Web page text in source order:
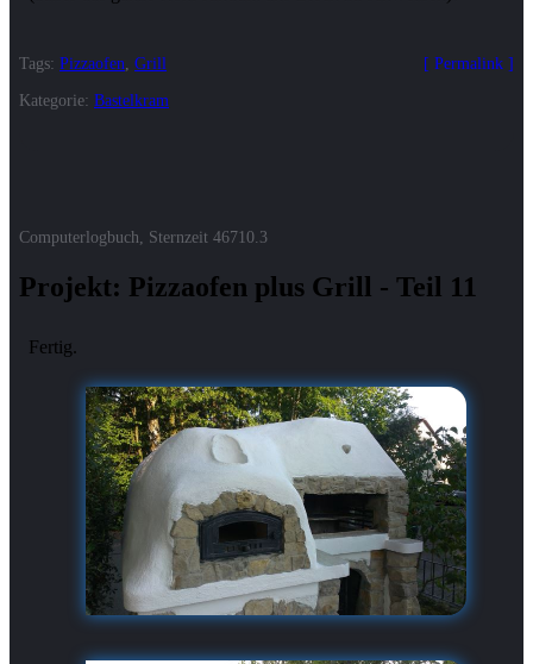
Permalink
Tags: Pizzaofen Grill
Kategorie: Bastelkram
Computerlogbuch, Sternzeit 46710.3
Projekt: Pizzaofen plus Grill - Teil 11